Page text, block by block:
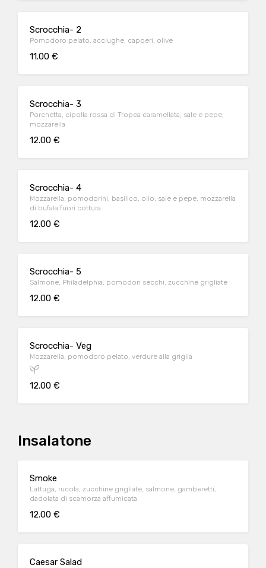
Scrocchia- 2
Pomodoro pelato, acciughe, capperi, olive
11.00 €
Scrocchia- 3
Porchetta, cipolla rossa di Tropea caramellata, sale e pepe,
mozzarella
12.00 €
Scrocchia- 4
Mozzarella, pomodorini, basilico, olio, sale e pepe, mozzarella
di bufala fuori cottura
12.00 €
Scrocchia- 5
Salmone, Philadelphia, pomodori secchi, zucchine grigliate
12.00 €
Scrocchia- Veg
Mozzarella, pomodoro pelato, verdure alla griglia
12.00 €
Insalatone
Smoke
Lattuga, rucola, zucchine grigliate, salmone, gamberetti,
dadolata di scamorza affumicata
12.00 €
Caesar Salad